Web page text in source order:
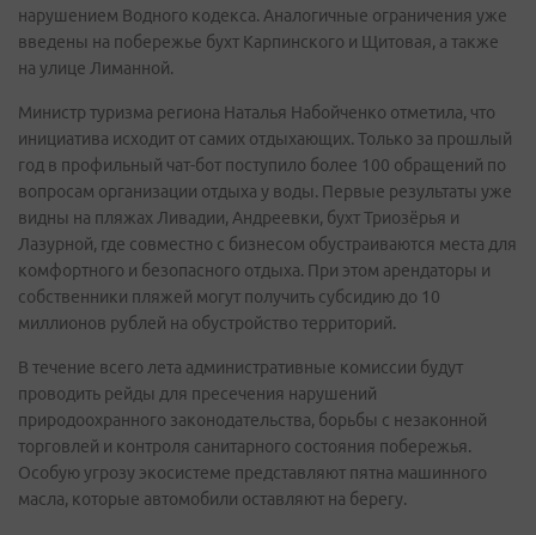
нарушением Водного кодекса. Аналогичные ограничения уже
введены на побережье бухт Карпинского и Щитовая, а также
на улице Лиманной.
Министр туризма региона Наталья Набойченко отметила, что
инициатива исходит от самих отдыхающих. Только за прошлый
год в профильный чат-бот поступило более 100 обращений по
вопросам организации отдыха у воды. Первые результаты уже
видны на пляжах Ливадии, Андреевки, бухт Триозёрья и
Лазурной, где совместно с бизнесом обустраиваются места для
комфортного и безопасного отдыха. При этом арендаторы и
собственники пляжей могут получить субсидию до 10
миллионов рублей на обустройство территорий.
В течение всего лета административные комиссии будут
проводить рейды для пресечения нарушений
природоохранного законодательства, борьбы с незаконной
торговлей и контроля санитарного состояния побережья.
Особую угрозу экосистеме представляют пятна машинного
масла, которые автомобили оставляют на берегу.